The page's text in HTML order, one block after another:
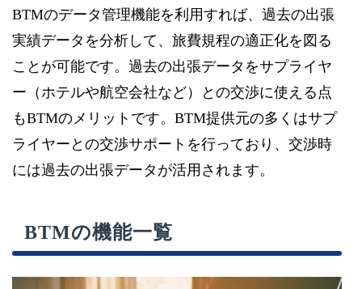
BTMのデータ管理機能を利用すれば、過去の出張
実績データを分析して、旅費規程の適正化を図る
ことが可能です。過去の出張データをサプライヤ
ー（ホテルや航空会社など）との交渉に使える点
もBTMのメリットです。BTM提供元の多くはサプ
ライヤーとの交渉サポートを行っており、交渉時
には過去の出張データが活用されます。
BTMの機能一覧